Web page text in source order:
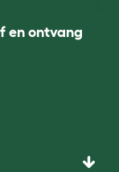
en ontvang